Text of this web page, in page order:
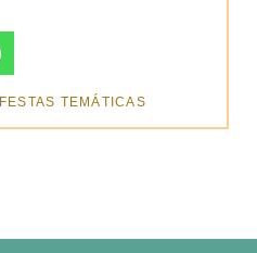
FESTAS TEMÁTICAS